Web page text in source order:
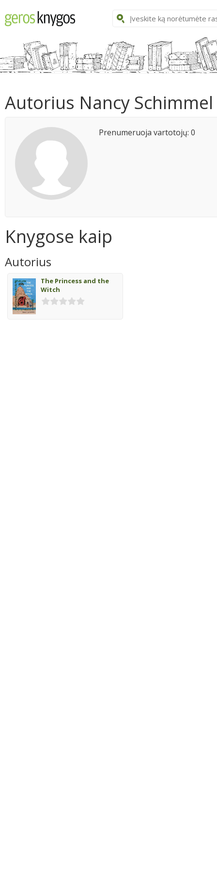
Autorius Nancy Schimmel
Prenumeruoja vartotojų: 0
Knygose kaip
Autorius
The Princess and the
Witch